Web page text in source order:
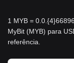
1 MYB =
MyBit (MYB) para
referência.